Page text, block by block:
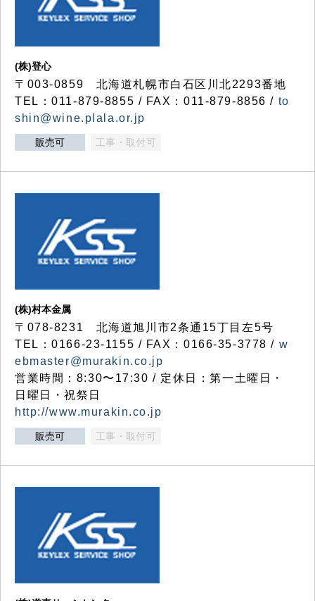
(株)登心
〒003-0859 北海道札幌市白石区川北2293番地
TEL：011-879-8855 / FAX：011-879-8856 / to
shin@wine.plala.or.jp
販売可 工事・取付可
(株)村本金属
〒078-8231 北海道旭川市2条通15丁目左5号
TEL：0166-23-1155 / FAX：0166-35-3778 / w
ebmaster@murakin.co.jp
営業時間：8:30〜17:30 / 定休日：第一土曜日・
日曜日・祝祭日
http://www.murakin.co.jp
販売可 工事・取付可